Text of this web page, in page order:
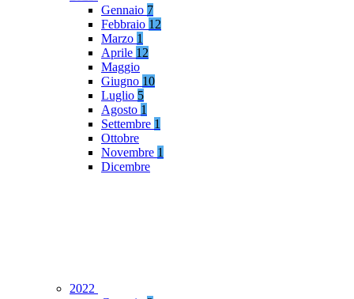
Gennaio 7
Febbraio 12
Marzo 1
Aprile 12
Maggio
Giugno 10
Luglio 5
Agosto 1
Settembre 1
Ottobre
Novembre 1
Dicembre
2022